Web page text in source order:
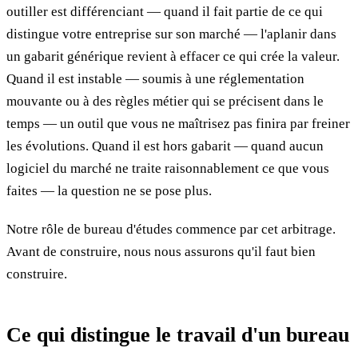
outiller est différenciant — quand il fait partie de ce qui
distingue votre entreprise sur son marché — l'aplanir dans
un gabarit générique revient à effacer ce qui crée la valeur.
Quand il est instable — soumis à une réglementation
mouvante ou à des règles métier qui se précisent dans le
temps — un outil que vous ne maîtrisez pas finira par freiner
les évolutions. Quand il est hors gabarit — quand aucun
logiciel du marché ne traite raisonnablement ce que vous
faites — la question ne se pose plus.
Notre rôle de bureau d'études commence par cet arbitrage.
Avant de construire, nous nous assurons qu'il faut bien
construire.
Ce qui distingue le travail d'un bureau